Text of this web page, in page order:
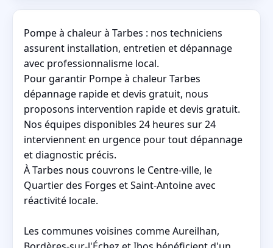
Pompe à chaleur à Tarbes : nos techniciens
assurent installation, entretien et dépannage
avec professionnalisme local.
Pour garantir Pompe à chaleur Tarbes
dépannage rapide et devis gratuit, nous
proposons intervention rapide et devis gratuit.
Nos équipes disponibles 24 heures sur 24
interviennent en urgence pour tout dépannage
et diagnostic précis.
À Tarbes nous couvrons le Centre-ville, le
Quartier des Forges et Saint-Antoine avec
réactivité locale.
Les communes voisines comme Aureilhan,